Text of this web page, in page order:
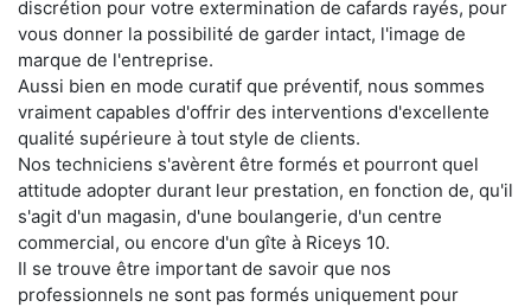
discrétion pour votre extermination de cafards rayés, pour
vous donner la possibilité de garder intact, l'image de
marque de l'entreprise.
Aussi bien en mode curatif que préventif, nous sommes
vraiment capables d'offrir des interventions d'excellente
qualité supérieure à tout style de clients.
Nos techniciens s'avèrent être formés et pourront quel
attitude adopter durant leur prestation, en fonction de, qu'il
s'agit d'un magasin, d'une boulangerie, d'un centre
commercial, ou encore d'un gîte à Riceys 10.
Il se trouve être important de savoir que nos
professionnels ne sont pas formés uniquement pour